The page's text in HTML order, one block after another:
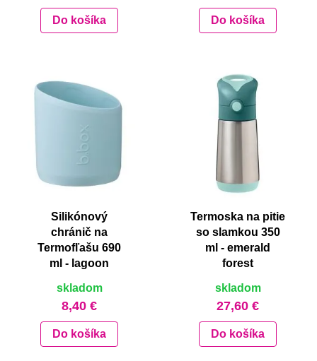
Do košíka Do košíka
Silikónový
chránič na
Termofľašu 690
ml - lagoon
skladom
8,40 €
Do košíka
Termoska na pitie
so slamkou 350
ml - emerald
forest
skladom
27,60 €
Do košíka